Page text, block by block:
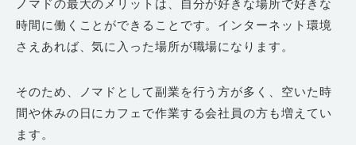
ノマドの最大のメリットは、自分が好きな場所で好きな
時間に働くことができることです。インターネット環境
さえあれば、気に入った場所が職場になります。
そのため、ノマドとして副業を行う方が多く、空いた時
間や休みの日にカフェで作業する会社員の方も増えてい
ます。